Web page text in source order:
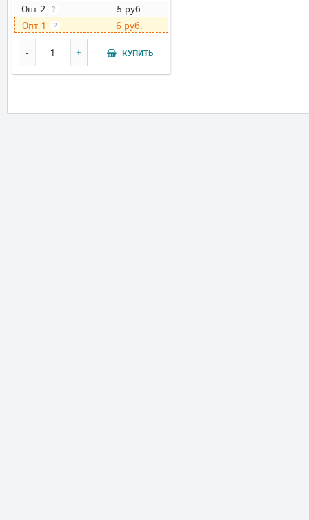
Опт 2 ? 5 руб.
Опт 1 ? 6 руб.
КУПИТЬ